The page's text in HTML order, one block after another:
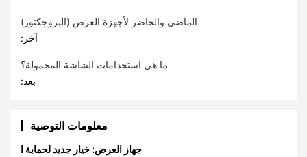
الماضي والحاضر لأجهزة العرض (البروجكتور)
:آخر
ما هي استخدامات الشاشة المحمولة؟
:بعد
معلومات التوصية
جهاز العرض: خيار جديد لحماية ا